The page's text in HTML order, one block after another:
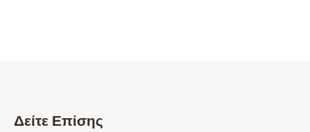
Δείτε Επίσης